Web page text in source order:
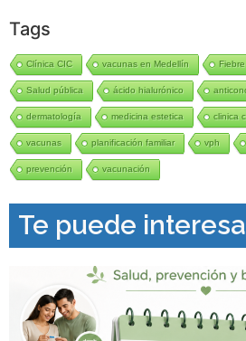
Tags
Clínica CIC vacunas en Medellín
Salud pública ácido hialurónico
dermatología medicina estetica clinica
vacunas planificación familiar vph
prevención vacunación
Te puede